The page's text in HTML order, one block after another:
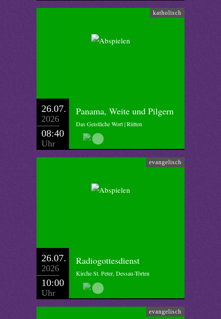
katholisch
26.07.
2026
08:40
Uhr
Panama, Weite und Pilgern
Das Geistliche Wort | Rütten
evangelisch
26.07.
2026
10:00
Uhr
Radiogottesdienst
Kirche St. Peter, Dessau-Törten
evangelisch